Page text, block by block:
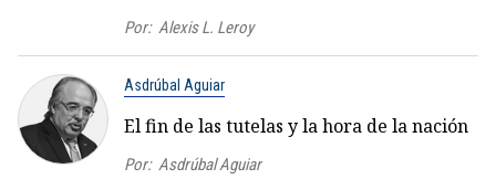
Por: Alexis L. Leroy
Asdrúbal Aguiar
El fin de las tutelas y la hora de la nación
Por: Asdrúbal Aguiar